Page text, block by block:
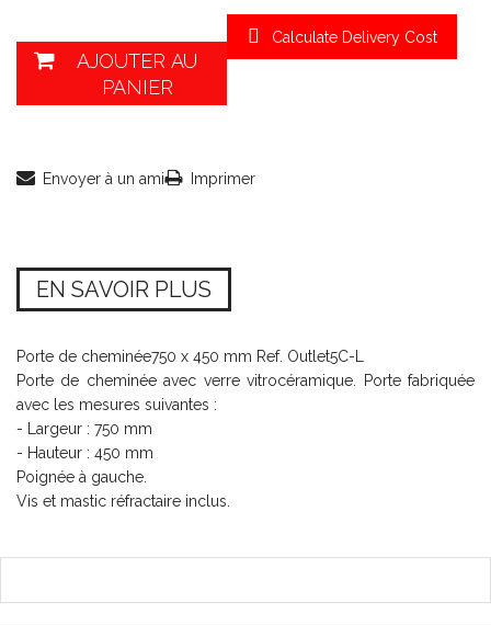
Calculate Delivery Cost
AJOUTER AU
PANIER
Envoyer à un ami Imprimer
EN SAVOIR PLUS
Porte de cheminée750 x 450 mm Ref. Outlet5C-L
Porte de cheminée avec verre vitrocéramique. Porte fabriquée
avec les mesures suivantes :
- Largeur : 750 mm
- Hauteur : 450 mm
Poignée à gauche.
Vis et mastic réfractaire inclus.